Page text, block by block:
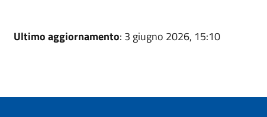
Ultimo aggiornamento: 3 giugno 2026, 15:10